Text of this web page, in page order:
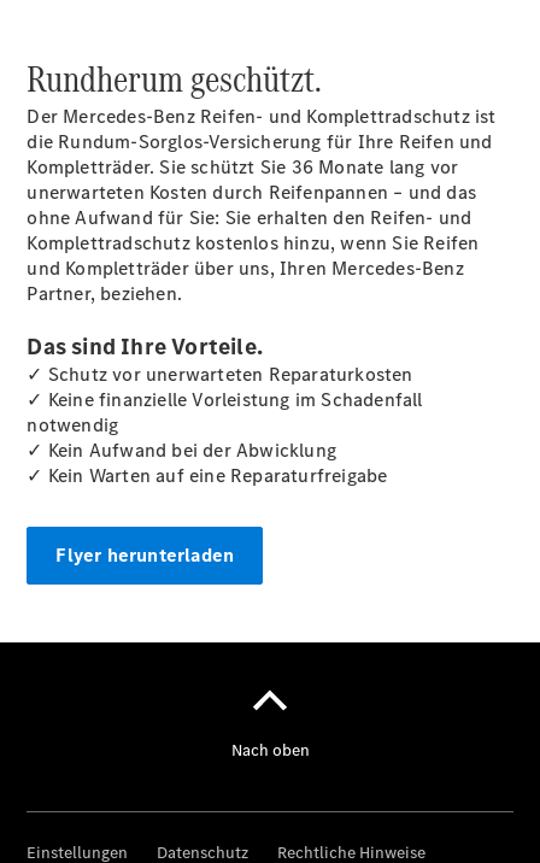
Öffnungszeiten
Ansprechpartner
Unternehmen
Jobs &
Karriere
Kontaktformular
Servicetermin
buchen
Rundherum geschützt.
Der Mercedes-Benz Reifen- und Komplettradschutz ist
die Rundum-Sorglos-Versicherung für Ihre Reifen und
Kompletträder. Sie schützt Sie 36 Monate lang vor
unerwarteten Kosten durch Reifenpannen – und das
ohne Aufwand für Sie: Sie erhalten den Reifen- und
Komplettradschutz kostenlos hinzu, wenn Sie Reifen
und Kompletträder über uns, Ihren Mercedes-Benz
Partner, beziehen.
Das sind Ihre Vorteile.
✓ Schutz vor unerwarteten Reparaturkosten
✓ Keine finanzielle Vorleistung im Schadenfall
notwendig
✓ Kein Aufwand bei der Abwicklung
✓ Kein Warten auf eine Reparaturfreigabe
Flyer herunterladen